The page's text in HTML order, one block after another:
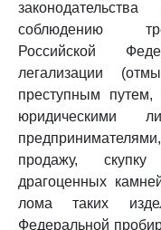
соблюдению
Российской
легализации
преступным
юридическими
продажу,
драгоценных
лома таких
Федеральной